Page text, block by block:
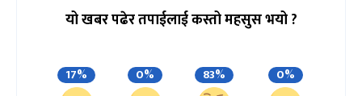
यो खबर पढेर तपाईलाई कस्तो महसुस भयो ?
17% 0% 83% 0%